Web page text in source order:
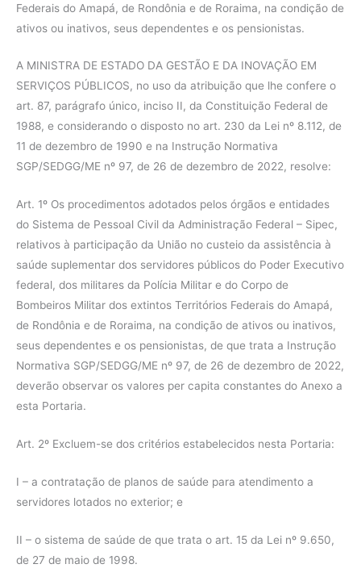
Federais do Amapá, de Rondônia e de Roraima, na condição de
ativos ou inativos, seus dependentes e os pensionistas.
A MINISTRA DE ESTADO DA GESTÃO E DA INOVAÇÃO EM
SERVIÇOS PÚBLICOS, no uso da atribuição que lhe confere o
art. 87, parágrafo único, inciso II, da Constituição Federal de
1988, e considerando o disposto no art. 230 da Lei nº 8.112, de
11 de dezembro de 1990 e na Instrução Normativa
SGP/SEDGG/ME nº 97, de 26 de dezembro de 2022, resolve:
Art. 1º Os procedimentos adotados pelos órgãos e entidades
do Sistema de Pessoal Civil da Administração Federal – Sipec,
relativos à participação da União no custeio da assistência à
saúde suplementar dos servidores públicos do Poder Executivo
federal, dos militares da Polícia Militar e do Corpo de
Bombeiros Militar dos extintos Territórios Federais do Amapá,
de Rondônia e de Roraima, na condição de ativos ou inativos,
seus dependentes e os pensionistas, de que trata a Instrução
Normativa SGP/SEDGG/ME nº 97, de 26 de dezembro de 2022,
deverão observar os valores per capita constantes do Anexo a
esta Portaria.
Art. 2º Excluem-se dos critérios estabelecidos nesta Portaria:
I – a contratação de planos de saúde para atendimento a
servidores lotados no exterior; e
II – o sistema de saúde de que trata o art. 15 da Lei nº 9.650,
de 27 de maio de 1998.